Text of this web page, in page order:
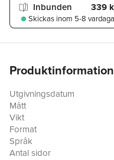
Inbunden 339
Skickas inom 5-8
Produktinformation
Utgivningsdatum
Mått
Vikt
Format
Språk
Antal sidor